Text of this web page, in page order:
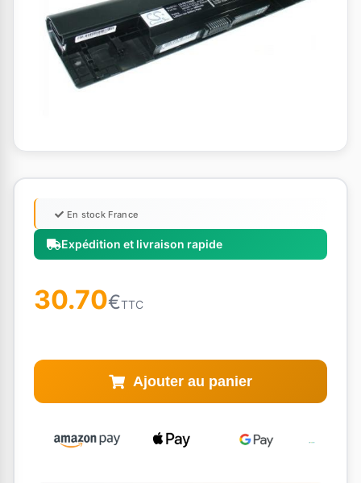
Expédition et livraison rapide
En stock France
30.70€TTC
Ajouter au panier